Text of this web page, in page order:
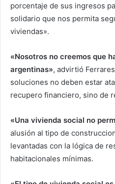
porcentaje de sus ingresos
solidario que nos permita
viviendas».
«Nosotros no creemos que
argentinas», advirtió
soluciones no deben estar
recupero financiero, sino de
«Una vivienda social no
alusión al tipo de
levantadas con la lógica de
habitacionales mínimas.